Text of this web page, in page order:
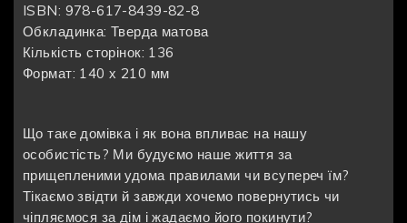
ISBN: 978-617-8439-82-8
Обкладинка: Тверда матова
Кількість сторінок: 136
Формат: 140 х 210 мм
Що таке домівка і як вона впливає на нашу
особистість? Ми будуємо наше життя за
прищепленими удома правилами чи всупереч їм?
Тікаємо звідти й завжди хочемо повернутись чи
чіпляємося за дім і жадаємо його покинути?